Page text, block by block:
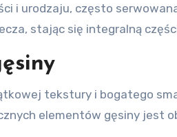
i urodzaju, często
stając się integralną
tekstury i bogatego
elementów gęsiny jest